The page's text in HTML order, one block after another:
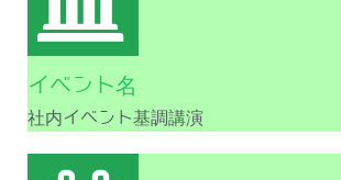
イベント名
社内イベント基調講演